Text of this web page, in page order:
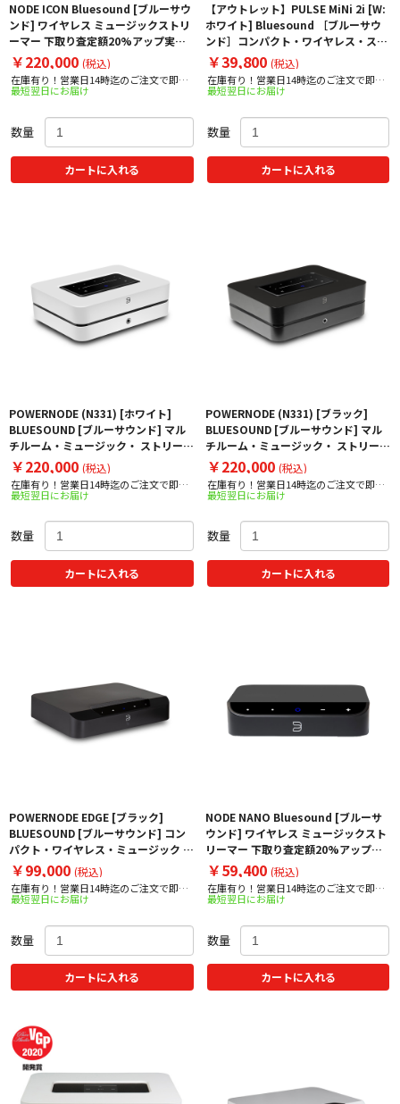
NODE ICON Bluesound [ブルーサウ
ンド] ワイヤレス ミュージックストリ
ーマー 下取り査定額20%アップ実施
中！
￥220,000 (税込)
在庫有り！営業日14時迄のご注文で即日
出荷！
最短翌日にお届け
数量
カートに入れる
【アウトレット】PULSE MiNi 2i [W:
ホワイト] Bluesound ［ブルーサウ
ンド］コンパクト・ワイヤレス・スト
リーミング・スピーカー ※イベント使
用品⇒限定アウトレット
￥39,800 (税込)
在庫有り！営業日14時迄のご注文で即日
出荷！
最短翌日にお届け
数量
カートに入れる
POWERNODE (N331) [ホワイト]
BLUESOUND [ブルーサウンド] マル
チルーム・ミュージック・ ストリーミ
ング・アンプ 下取り査定額20%アッ
プ実施中！
￥220,000 (税込)
在庫有り！営業日14時迄のご注文で即日
出荷！
最短翌日にお届け
数量
カートに入れる
POWERNODE (N331) [ブラック]
BLUESOUND [ブルーサウンド] マル
チルーム・ミュージック・ ストリーミ
ング・アンプ 下取り査定額20%アッ
プ実施中！
￥220,000 (税込)
在庫有り！営業日14時迄のご注文で即日
出荷！
最短翌日にお届け
数量
カートに入れる
POWERNODE EDGE [ブラック]
BLUESOUND [ブルーサウンド] コン
パクト・ワイヤレス・ミュージック ス
トリーミングアンプ 下取り査定額
20%アップ実施中！
￥99,000 (税込)
在庫有り！営業日14時迄のご注文で即日
出荷！
最短翌日にお届け
数量
カートに入れる
NODE NANO Bluesound [ブルーサ
ウンド] ワイヤレス ミュージックスト
リーマー 下取り査定額20%アップ実
施中！
￥59,400 (税込)
在庫有り！営業日14時迄のご注文で即日
出荷！
最短翌日にお届け
数量
カートに入れる